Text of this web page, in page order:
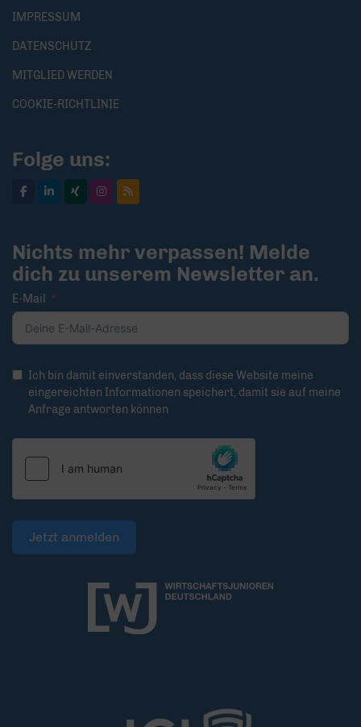
IMPRESSUM
DATENSCHUTZ
MITGLIED WERDEN
COOKIE-RICHTLINIE
Folge uns:
Nichts mehr verpassen! Melde
dich zu unserem Newsletter an.
E-Mail
Ich bin damit einverstanden, dass diese Website meine
eingereichten Informationen speichert, damit sie auf meine
Anfrage antworten können
Jetzt anmelden